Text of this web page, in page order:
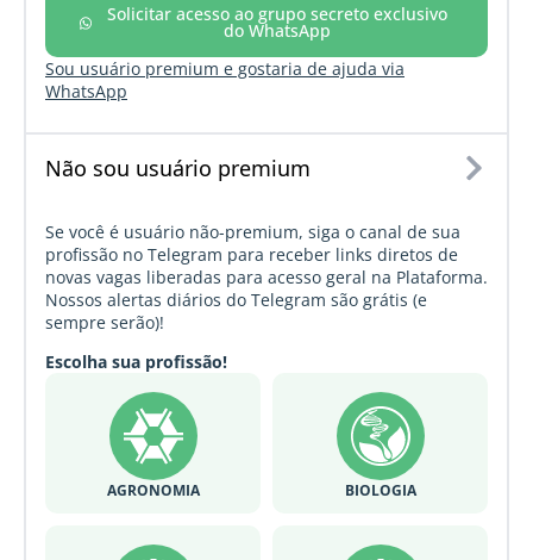
Solicitar acesso ao grupo secreto exclusivo
do WhatsApp
Sou usuário premium e gostaria de ajuda via
WhatsApp
Não sou usuário premium
Se você é usuário não-premium, siga o canal de sua
profissão no Telegram para receber links diretos de
novas vagas liberadas para acesso geral na Plataforma.
Nossos alertas diários do Telegram são grátis (e
sempre serão)!
Escolha sua profissão!
AGRONOMIA BIOLOGIA